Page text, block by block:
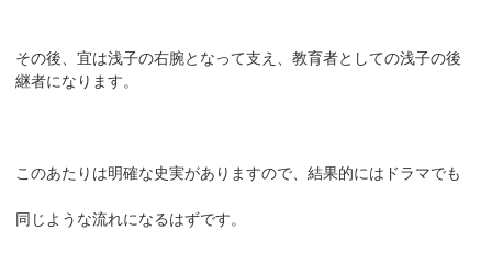
その後、宜は浅子の右腕となって支え、教育者としての浅子の後
継者になります。
このあたりは明確な史実がありますので、結果的にはドラマでも
同じような流れになるはずです。